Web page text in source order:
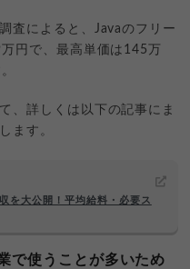
査によると、Javaのフリー
円で、最高単価は145万
、詳しくは以下の記事にま
ます。
を大公開！平均給料・必要ス
で使うことが多いため